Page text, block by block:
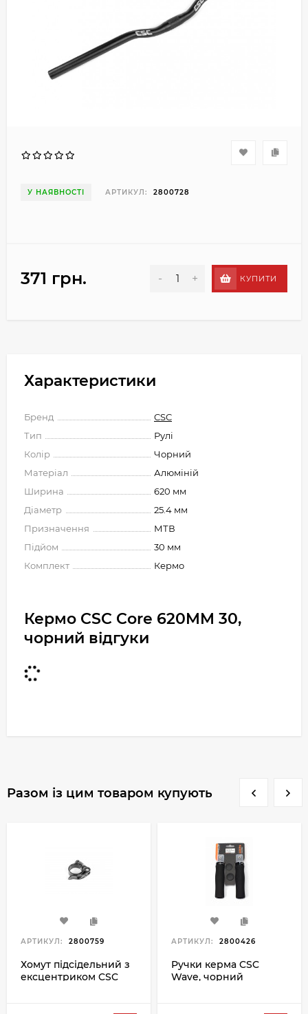
У НАЯВНОСТІ АРТИКУЛ: 2800728
371 грн. - + КУПИТИ
Характеристики
Бренд
CSC
Тип
Рулі
Колір
Чорний
Матеріал
Алюміній
Ширина
620 мм
Діаметр
25.4 мм
Призначення
МТВ
Підйом
30 мм
Комплект
Кермо
Кермо CSC Core 620MM 30,
чорний відгуки
Разом із цим товаром купують
АРТИКУЛ: 2800759
Хомут підсідельний з
ексцентриком CSC
АРТИКУЛ: 2800426
Ручки керма CSC
Wave, чорний